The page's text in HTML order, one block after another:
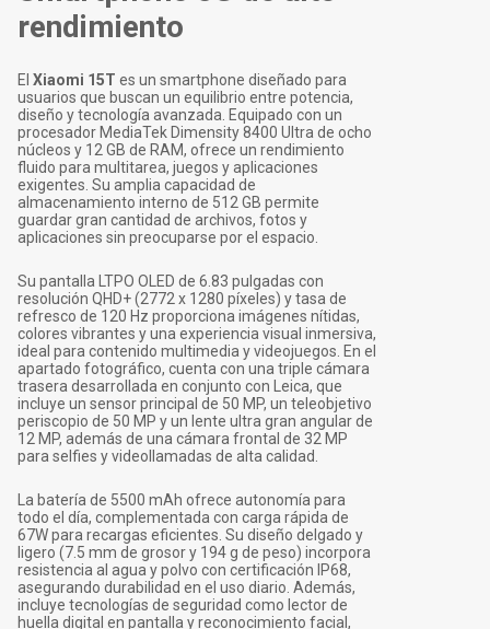
rendimiento
El Xiaomi 15T es un smartphone diseñado para
usuarios que buscan un equilibrio entre potencia,
diseño y tecnología avanzada. Equipado con un
procesador MediaTek Dimensity 8400 Ultra de ocho
núcleos y 12 GB de RAM, ofrece un rendimiento
fluido para multitarea, juegos y aplicaciones
exigentes. Su amplia capacidad de
almacenamiento interno de 512 GB permite
guardar gran cantidad de archivos, fotos y
aplicaciones sin preocuparse por el espacio.
Su pantalla LTPO OLED de 6.83 pulgadas con
resolución QHD+ (2772 x 1280 píxeles) y tasa de
refresco de 120 Hz proporciona imágenes nítidas,
colores vibrantes y una experiencia visual inmersiva,
ideal para contenido multimedia y videojuegos. En el
apartado fotográfico, cuenta con una triple cámara
trasera desarrollada en conjunto con Leica, que
incluye un sensor principal de 50 MP, un teleobjetivo
periscopio de 50 MP y un lente ultra gran angular de
12 MP, además de una cámara frontal de 32 MP
para selfies y videollamadas de alta calidad.
La batería de 5500 mAh ofrece autonomía para
todo el día, complementada con carga rápida de
67W para recargas eficientes. Su diseño delgado y
ligero (7.5 mm de grosor y 194 g de peso) incorpora
resistencia al agua y polvo con certificación IP68,
asegurando durabilidad en el uso diario. Además,
incluye tecnologías de seguridad como lector de
huella digital en pantalla y reconocimiento facial,